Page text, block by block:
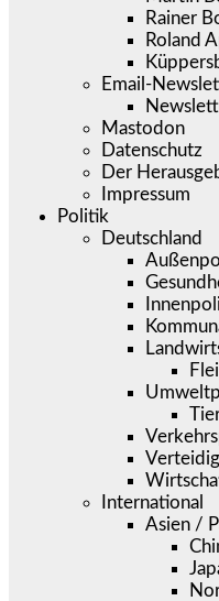
Rainer
Roland
Email-
Mastodon
Datenschutz
Der
Impressum
Politik
Deutschland
International
Asien /